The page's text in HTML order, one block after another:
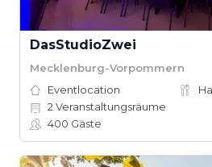
DasStudioZwei
Mecklenburg-Vorpommern
Eventlocation
2 Veranstaltungsräume
400 Gäste